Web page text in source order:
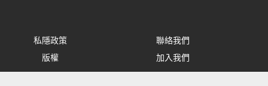
私隱政策
聯絡我們
版權
加入我們